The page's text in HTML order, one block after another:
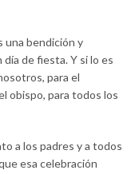
una bendición y
de fiesta. Y si lo es
para el
obispo, para todos los
a los padres y a todos
esa celebración